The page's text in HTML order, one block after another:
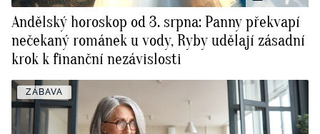
Andělský horoskop od 3. srpna: Panny překvapí
nečekaný románek u vody, Ryby udělají zásadní
krok k finanční nezávislosti
ZÁBAVA